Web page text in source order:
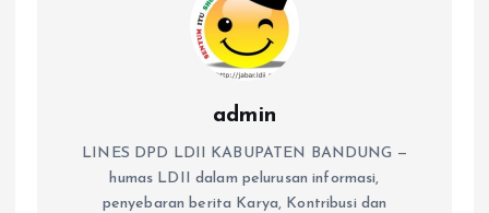
admin
LINES DPD LDII KABUPATEN BANDUNG —
humas LDII dalam pelurusan informasi,
penyebaran berita Karya, Kontribusi dan